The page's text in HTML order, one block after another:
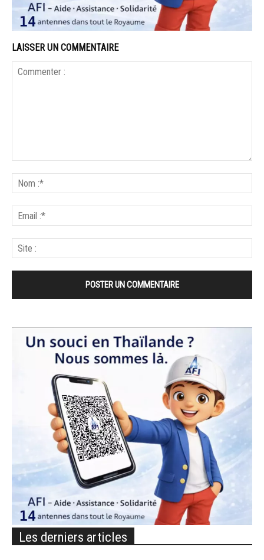
LAISSER UN COMMENTAIRE
Les derniers articles